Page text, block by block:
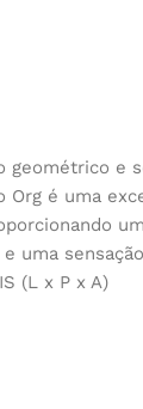
geométrico e
Org é uma
uma
(L x P x A)